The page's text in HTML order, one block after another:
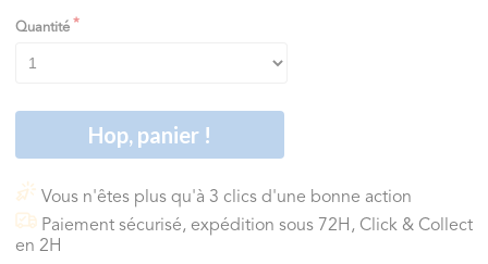
Quantité
Hop, panier !
Vous n'êtes plus qu'à 3 clics d'une bonne action
Paiement sécurisé, expédition sous 72H, Click & Collect
en 2H